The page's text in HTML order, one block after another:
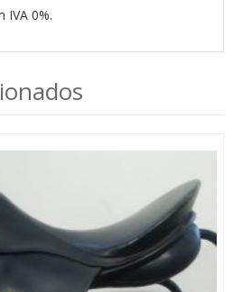
IVA 0%.